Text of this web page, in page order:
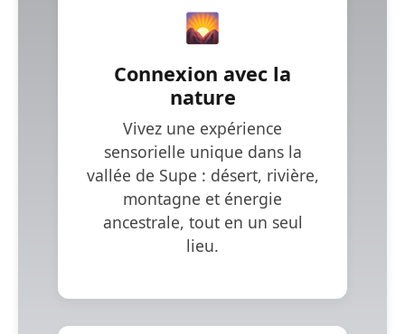
🌄
Connexion avec la
nature
Vivez une expérience
sensorielle unique dans la
vallée de Supe : désert, rivière,
montagne et énergie
ancestrale, tout en un seul
lieu.